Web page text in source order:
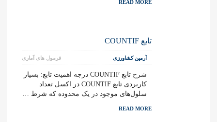
READ MORE
تابع COUNTIF
فرمول های آماری آرمین کشاورزی
شرح تابع COUNTIF درجه اهمیت تابع: بسیار
کاربردی تابع COUNTIF در اکسل تعداد
سلول‌های موجود در یک محدوده که شرط …
READ MORE